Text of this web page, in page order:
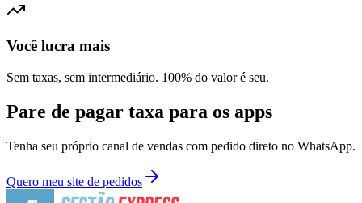
Você lucra mais
Sem taxas, sem intermediário. 100% do valor é seu.
Pare de pagar taxa para os apps
Tenha seu próprio canal de vendas com pedido direto no WhatsApp.
Quero meu site de pedidos